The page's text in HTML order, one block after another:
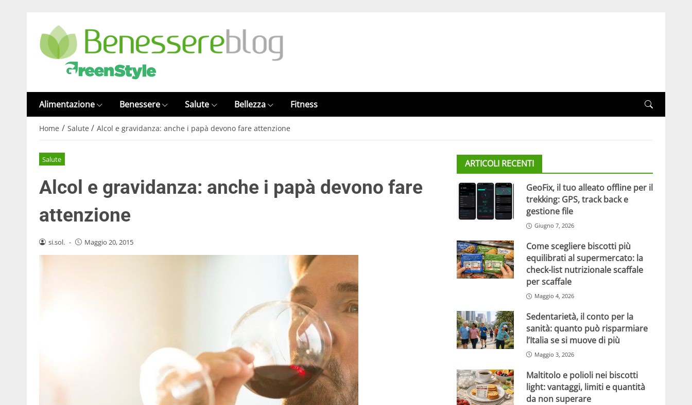
Alimentazione Benessere Salute Bellezza Fitness
Home / Salute / Alcol e gravidanza: anche i papà devono fare attenzione
Salute
Alcol e gravidanza: anche i papà devono fare
attenzione
si.sol. - Maggio 20, 2015
ARTICOLI RECENTI
GeoFix, il tuo alleato offline per il
trekking: GPS, track back e
gestione file
Giugno 7, 2026
Come scegliere biscotti più
equilibrati al supermercato: la
check-list nutrizionale scaffale
per scaffale
Maggio 4, 2026
Sedentarietà, il conto per la
sanità: quanto può risparmiare
l’Italia se si muove di più
Maggio 3, 2026
Maltitolo e polioli nei biscotti
light: vantaggi, limiti e quantità
da non superare